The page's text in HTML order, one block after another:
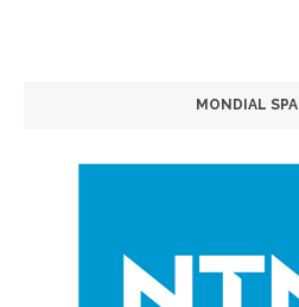
MONDIAL SPA